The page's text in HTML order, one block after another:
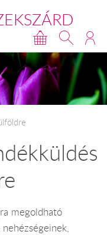
megoldható